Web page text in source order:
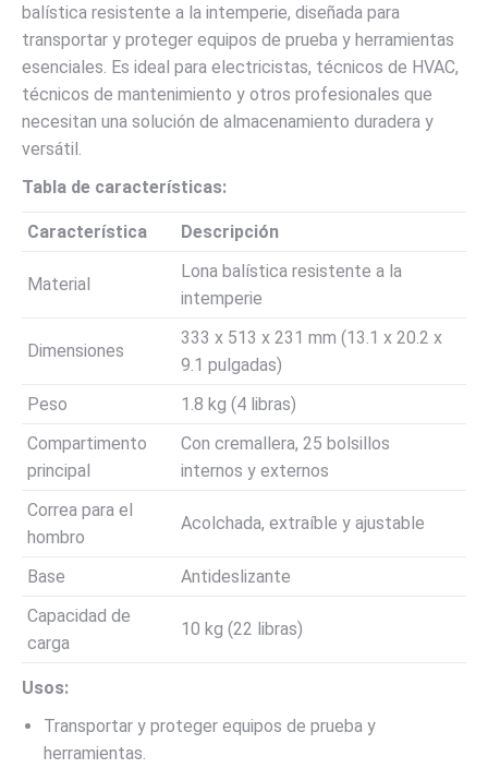
balística resistente a la intemperie, diseñada para
transportar y proteger equipos de prueba y herramientas
esenciales. Es ideal para electricistas, técnicos de HVAC,
técnicos de mantenimiento y otros profesionales que
necesitan una solución de almacenamiento duradera y
versátil.
Tabla de características:
Característica Descripción
Material
Lona balística resistente a la
intemperie
Dimensiones
333 x 513 x 231 mm (13.1 x 20.2 x
9.1 pulgadas)
Peso
1.8 kg (4 libras)
Compartimento
principal
Con cremallera, 25 bolsillos
internos y externos
Correa para el
hombro
Acolchada, extraíble y ajustable
Base
Antideslizante
Capacidad de
carga
10 kg (22 libras)
Usos:
Transportar y proteger equipos de prueba y
herramientas.